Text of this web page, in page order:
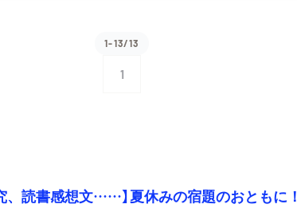
1-13/13
1
、読書感想文……】夏休みの宿題のおともに！